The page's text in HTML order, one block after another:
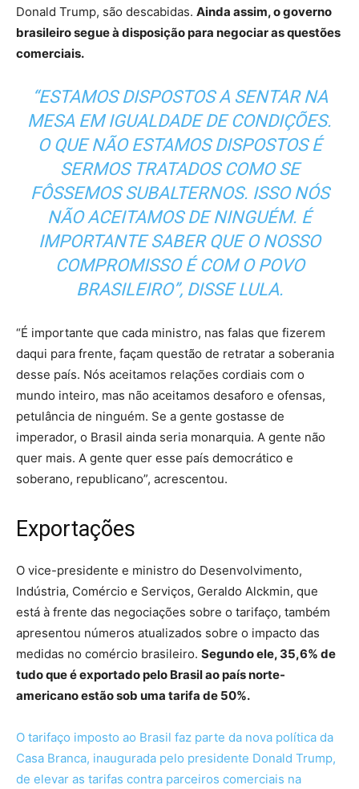
Donald Trump, são descabidas. Ainda assim, o governo
brasileiro segue à disposição para negociar as questões
comerciais.
“ESTAMOS DISPOSTOS A SENTAR NA
MESA EM IGUALDADE DE CONDIÇÕES.
O QUE NÃO ESTAMOS DISPOSTOS É
SERMOS TRATADOS COMO SE
FÔSSEMOS SUBALTERNOS. ISSO NÓS
NÃO ACEITAMOS DE NINGUÉM. É
IMPORTANTE SABER QUE O NOSSO
COMPROMISSO É COM O POVO
BRASILEIRO”, DISSE LULA.
“É importante que cada ministro, nas falas que fizerem
daqui para frente, façam questão de retratar a soberania
desse país. Nós aceitamos relações cordiais com o
mundo inteiro, mas não aceitamos desaforo e ofensas,
petulância de ninguém. Se a gente gostasse de
imperador, o Brasil ainda seria monarquia. A gente não
quer mais. A gente quer esse país democrático e
soberano, republicano”, acrescentou.
Exportações
O vice-presidente e ministro do Desenvolvimento,
Indústria, Comércio e Serviços, Geraldo Alckmin, que
está à frente das negociações sobre o tarifaço, também
apresentou números atualizados sobre o impacto das
medidas no comércio brasileiro. Segundo ele, 35,6% de
tudo que é exportado pelo Brasil ao país norte-
americano estão sob uma tarifa de 50%.
O tarifaço imposto ao Brasil faz parte da nova política da
Casa Branca, inaugurada pelo presidente Donald Trump,
de elevar as tarifas contra parceiros comerciais na